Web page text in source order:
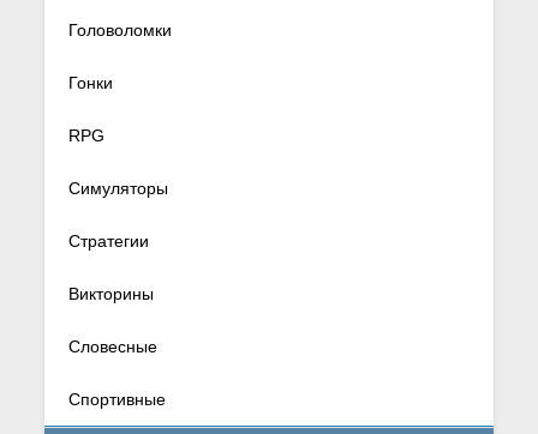
Головоломки
Гонки
RPG
Симуляторы
Стратегии
Викторины
Словесные
Спортивные